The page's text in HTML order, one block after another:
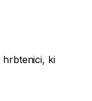
hrbtenici, ki